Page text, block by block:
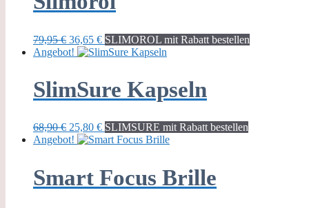
79,95€ Ursprünglicher
Preis
36,65 €Aktueller
Preis
SLIMOROL mit Rabatt bestellen
Angebot!
SlimSure Kapseln
68,90€ Ursprünglicher
Preis
25,80 €Aktueller
Preis
SLIMSURE mit Rabatt bestellen
Angebot!
Smart Focus Brille